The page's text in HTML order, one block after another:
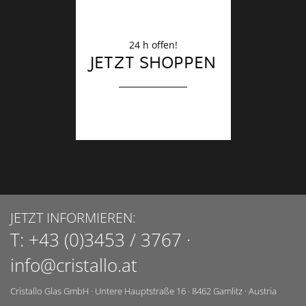
24 h offen!
JETZT SHOPPEN
JETZT INFORMIEREN:
T: +43 (0)3453 / 3767 ·
info@cristallo.at
Cristallo Glas GmbH · Untere Hauptstraße 16 · 8462Gamlitz · Austria